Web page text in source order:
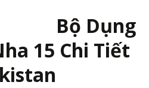
Bộ Dụng
15 Chi Tiết